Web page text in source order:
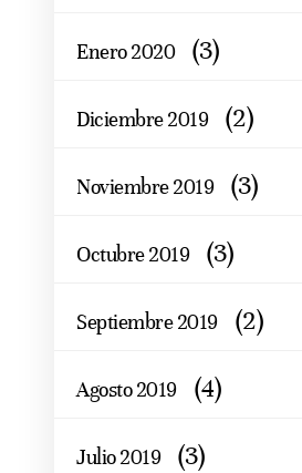
Enero 2020 (3)
Diciembre 2019 (2)
Noviembre 2019 (3)
Octubre 2019 (3)
Septiembre 2019 (2)
Agosto 2019 (4)
Julio 2019 (3)